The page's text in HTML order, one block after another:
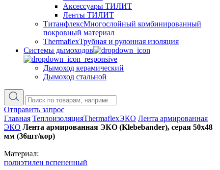
Аксессуары ТИЛИТ
Ленты ТИЛИТ
ТитанфлексМногослойный комбинированный
покровный материал
ThermaflexТрубная и рулонная изоляция
Cистемы дымоходов
Дымоход керамический
Дымоход стальной
Отправить запрос
Главная ТеплоизоляцияThermaflexЭКО Лента армированная
ЭКО Лента армированная ЭКО (Klebebander), серая 50х48
мм (36шт/кор)
Материал:
полиэтилен вспененный